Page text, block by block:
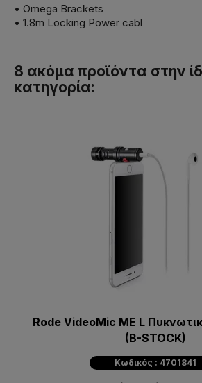
• Omega Brackets
• 1.8m Locking Power cabl
8 ακόμα προϊόντα στην
κατηγορία:
Rode VideoMic ME L
(B-STOCK)
Κωδικός : 4701841